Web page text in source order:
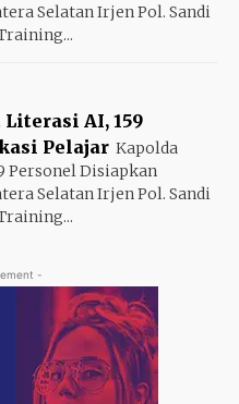
Selatan Irjen Pol. Sandi
AI, 159
Pelajar Kapolda
Personel Disiapkan
Selatan Irjen Pol. Sandi
-